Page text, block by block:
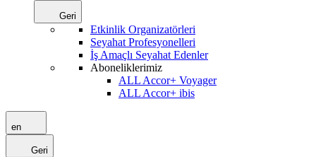
Geri
Etkinlik Organizatörleri
Seyahat Profesyonelleri
İş Amaçlı Seyahat Edenler
Aboneliklerimiz
ALL Accor+ Voyager
ALL Accor+ ibis
en
Geri